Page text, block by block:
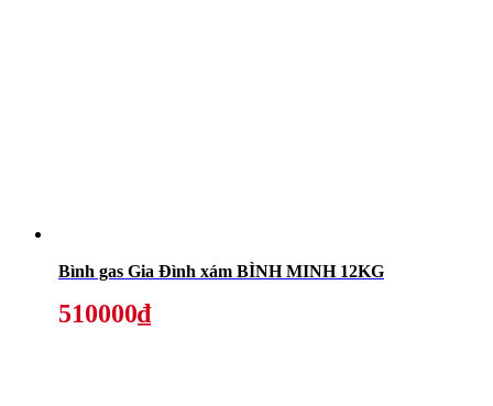
Bình gas Gia Đình xám BÌNH MINH 12KG
510000₫